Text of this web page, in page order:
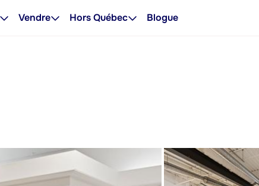
Vendre Hors Québec Blogue